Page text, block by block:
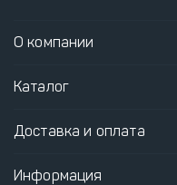
О компании
Каталог
Доставка и оплата
Информация